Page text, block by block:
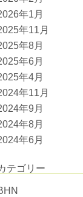
年1月
年11月
年8月
年6月
年4月
年11月
年9月
年8月
年6月
テゴリー